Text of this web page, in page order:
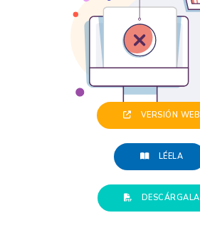
VERSIÓN WEB
LÉELA
DESCÁRGALA